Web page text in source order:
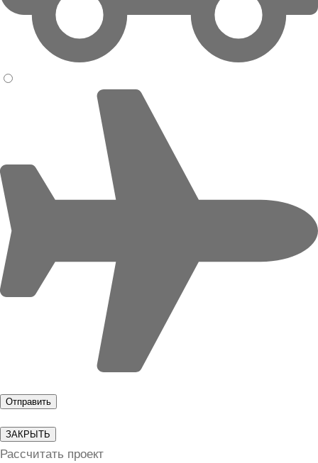
ЗАКРЫТЬ
Рассчитать проект